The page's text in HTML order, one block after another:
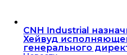
CNH Industrial
Хейвуд
генерального